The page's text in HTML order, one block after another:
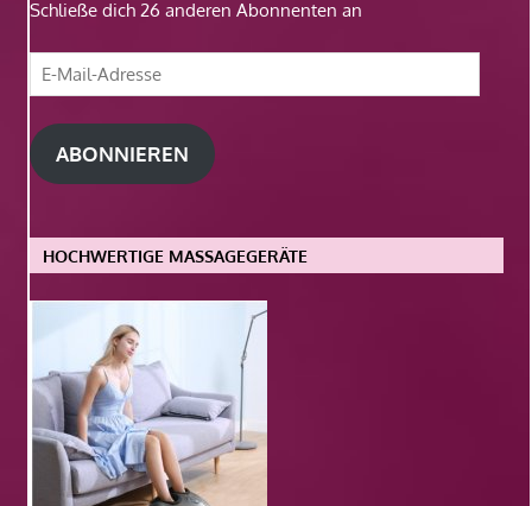
Schließe dich 26 anderen Abonnenten an
E-
Mail-
Adresse
ABONNIEREN
HOCHWERTIGE MASSAGEGERÄTE